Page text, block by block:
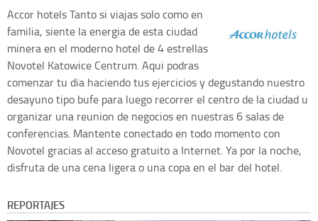
Accor hotelsTanto si viajas solo como en
familia, siente la energia de esta ciudad
minera en el moderno hotel de 4 estrellas
Novotel Katowice Centrum. Aqui podras
comenzar tu dia haciendo tus ejercicios y degustando nuestro
desayuno tipo bufe para luego recorrer el centro de la ciudad u
organizar una reunion de negocios en nuestras 6 salas de
conferencias. Mantente conectado en todo momento con
Novotel gracias al acceso gratuito a Internet. Ya por la noche,
disfruta de una cena ligera o una copa en el bar del hotel.
REPORTAJES